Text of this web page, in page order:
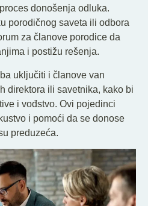
donošenja odluka.
porodičnog saveta ili odbora
za članove porodice da
i postižu rešenja.
uključiti i članove van
direktora ili savetnika, kako bi
i vođstvo. Ovi pojedinci
i pomoći da se donose
preduzeća.